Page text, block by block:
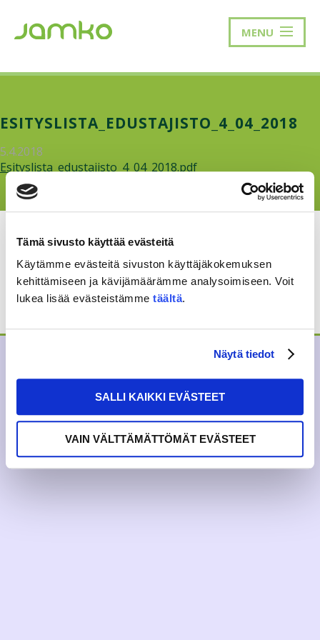
Tämä sivusto käyttää evästeitä
Käytämme evästeitä sivuston käyttäjäkokemuksen
kehittämiseen ja kävijämäärämme analysoimiseen. Voit
lukea lisää evästeistämme täältä.
Näytä tiedot
SALLI KAIKKI EVÄSTEET
VAIN VÄLTTÄMÄTTÖMÄT EVÄSTEET
MENU
ESITYSLISTA_EDUSTAJISTO_4_04_2018
5.4.2018
Esityslista_edustajisto_4_04_2018.pdf
RAKKAUDELLA,MEOM